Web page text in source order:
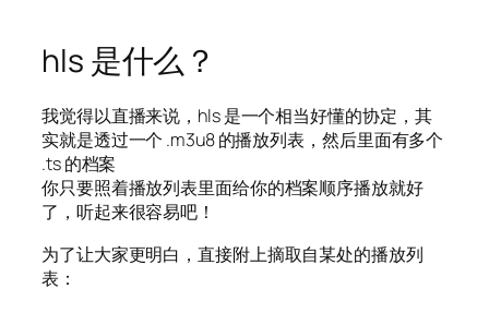
hls 是什么？
我觉得以直播来说，hls 是一个相当好懂的协定，其
实就是透过一个 .m3u8 的播放列表，然后里面有多个
.ts 的档案
你只要照着播放列表里面给你的档案顺序播放就好
了，听起来很容易吧！
为了让大家更明白，直接附上摘取自某处的播放列
表：